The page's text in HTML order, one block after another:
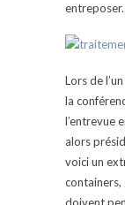
entreposer.
Lors de
la
l’entrevue
alors
voici un
containers,